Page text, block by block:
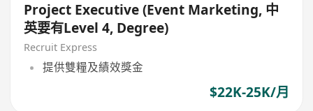
Project Executive (Event Marketing, 中
英要有Level 4, Degree)
Recruit Express
提供雙糧及績效獎金
$22K-25K/月